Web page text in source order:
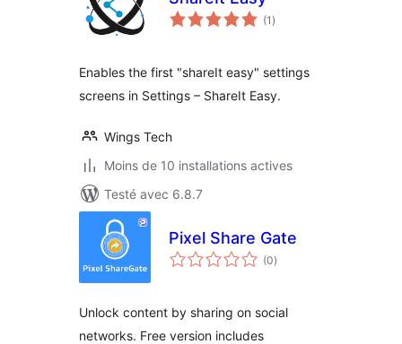
(1 notes
en
)
Enables the first "shareIt easy" settings
screens in Settings – ShareIt Easy.
Wings Tech
Moins de 10 installations actives
Testé avec 6.8.7
Pixel Share Gate
(0notes
en
)
Unlock content by sharing on social
networks. Free version includes